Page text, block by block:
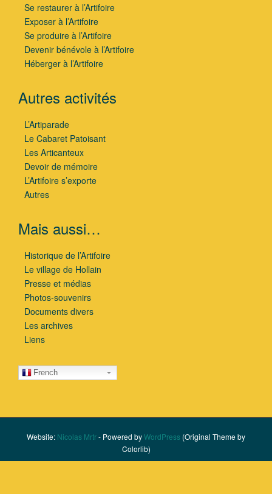
Se restaurer à l’Artifoire
Exposer à l’Artifoire
Se produire à l’Artifoire
Devenir bénévole à l’Artifoire
Héberger à l’Artifoire
Autres activités
L’Artiparade
Le Cabaret Patoisant
Les Articanteux
Devoir de mémoire
L’Artifoire s’exporte
Autres
Mais aussi…
Historique de l’Artifoire
Le village de Hollain
Presse et médias
Photos-souvenirs
Documents divers
Les archives
Liens
French
Website: Nicolas Mrtr- Powered byWordPress (Original Theme by
Colorlib)